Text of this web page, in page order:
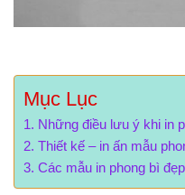
Mục Lục
Những điều lưu ý khi in
Thiết kế – in ấn mẫu
Các mẫu in phong bì đẹp